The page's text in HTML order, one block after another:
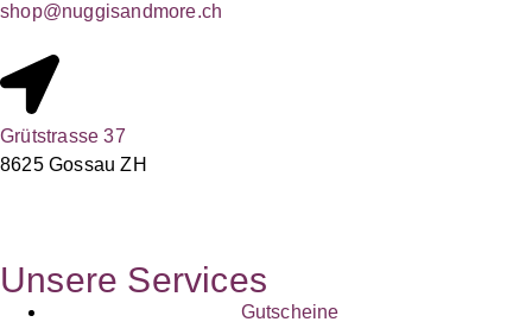
shop@nuggisandmore.ch
Grütstrasse 37
8625 Gossau ZH
Unsere Services
Gutscheine